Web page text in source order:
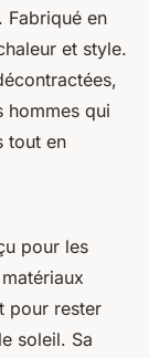
Fabriqué en
et style.
hommes qui
tout en
pour les
pour rester
soleil. Sa